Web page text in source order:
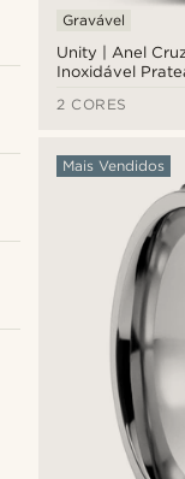
Unity | Anel
Inoxidável
Gravável
2 CORES
Mais Vendidos